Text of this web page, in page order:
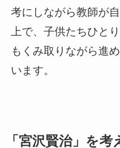
考にしながら教師が
上で、子供たちひと
もくみ取りながら進
います。
「宮沢賢治」を考